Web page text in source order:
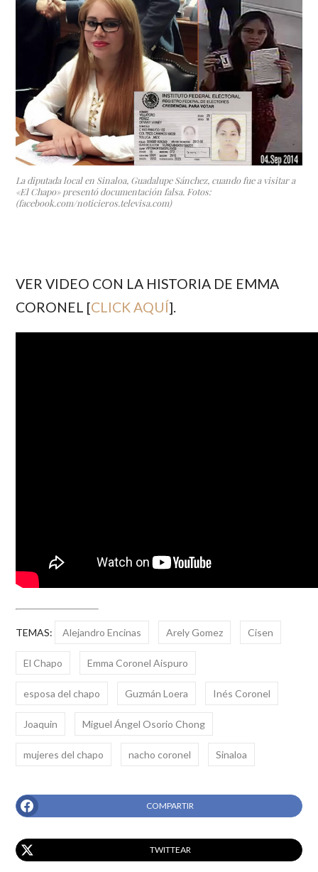
La diputada local en Sinaloa, Guadalupe Sánchez, cuando fue a visitar a
«El Chapo» presentó documentación falsa. Fotos:
(facebook.com/noticieros.televisa.com)
VER VIDEO CON LA HISTORIA DE EMMA
CORONEL [CLICK AQUÍ].
TEMAS: Alejandro Encinas Arely Gomez Cisen
El Chapo Emma Coronel Aispuro
esposa del chapo Guzmán Loera Inés Coronel
Joaquin Miguel Ángel Osorio Chong
mujeres del chapo nacho coronel Sinaloa
COMPARTIR
TWITTEAR